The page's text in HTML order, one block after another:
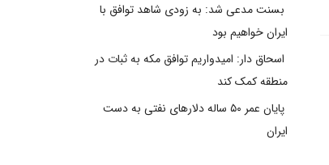
بسنت مدعی شد: به زودی شاهد توافق با
ایران خواهیم بود
اسحاق دار: امیدواریم توافق مکه به ثبات در
منطقه کمک کند
پایان عمر ۵۰ ساله دلارهای نفتی به دست
ایران